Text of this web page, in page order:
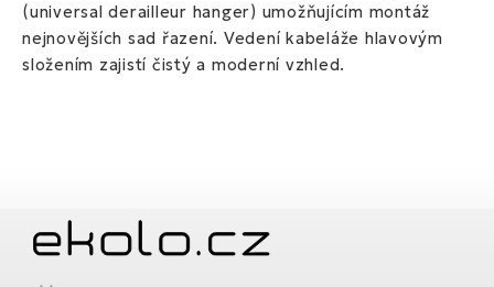
(universal derailleur hanger) umožňujícím montáž
nejnovějších sad řazení. Vedení kabeláže hlavovým
složením zajistí čistý a moderní vzhled.